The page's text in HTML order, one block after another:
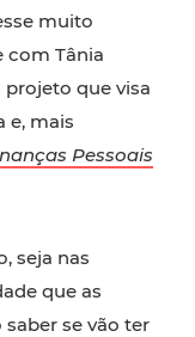
muito
com Tânia
projeto que visa
e, mais
Pessoais
seja nas
que as
se vão ter